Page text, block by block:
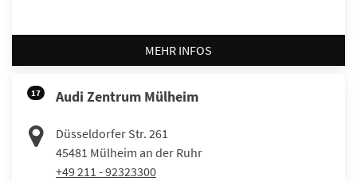
MEHR INFOS
17 Audi Zentrum Mülheim
Düsseldorfer Str. 261
45481 Mülheim an der Ruhr
+49 211 - 92323300